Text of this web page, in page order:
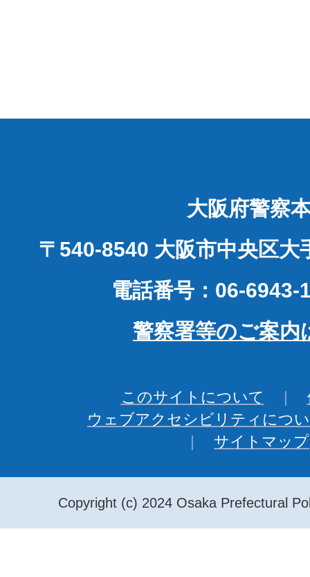
大阪府警察
〒540-8540 大阪市中央区大
電話番号：06-6943-
警察署等のご案内
このサイトについて
ウェブアクセシビリティにつ
サイトマップ
Copyright (c) 2024 Osaka Prefectural